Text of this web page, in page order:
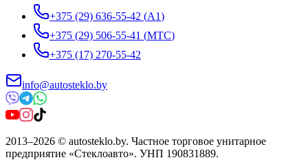
+375 (29) 636-55-42 (A1)
+375 (29) 506-55-41 (МТС)
+375 (17) 270-55-42
info@autosteklo.by
2013–2026 © autosteklo.by. Частное торговое унитарное
предприятие «Стеклоавто». УНП 190831889.